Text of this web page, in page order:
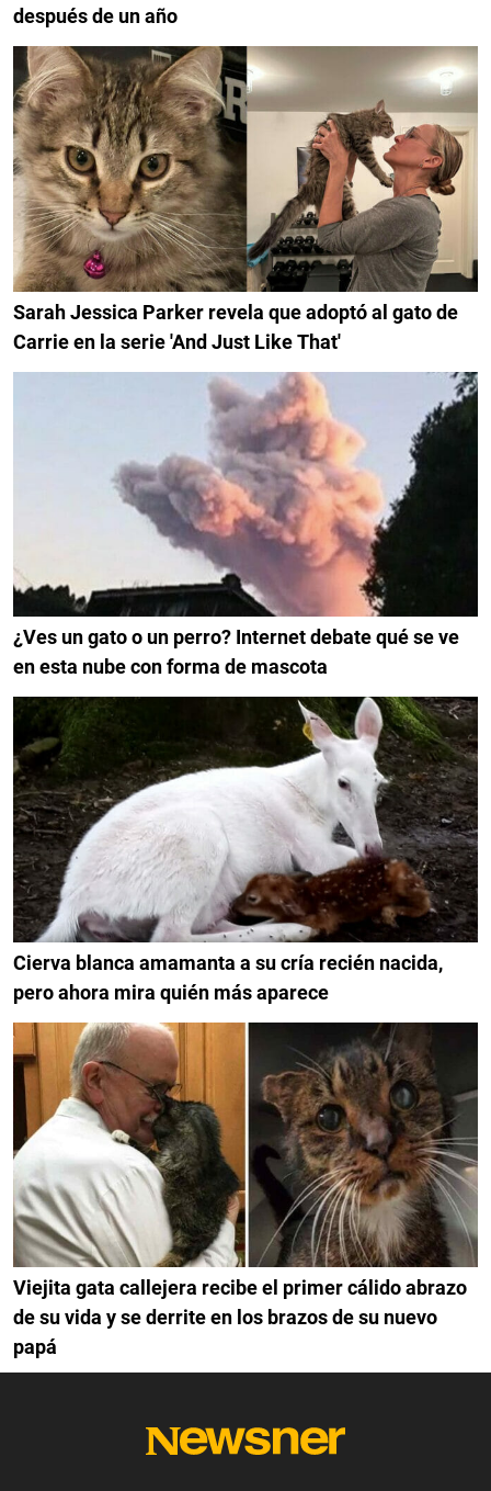
después de un año
Sarah Jessica Parker revela que adoptó al gato de
Carrie en la serie 'And Just Like That'
¿Ves un gato o un perro? Internet debate qué se ve
en esta nube con forma de mascota
Cierva blanca amamanta a su cría recién nacida,
pero ahora mira quién más aparece
Viejita gata callejera recibe el primer cálido abrazo
de su vida y se derrite en los brazos de su nuevo
papá